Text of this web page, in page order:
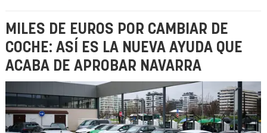
MILES DE EUROS POR CAMBIAR DE
COCHE: ASÍ ES LA NUEVA AYUDA QUE
ACABA DE APROBAR NAVARRA